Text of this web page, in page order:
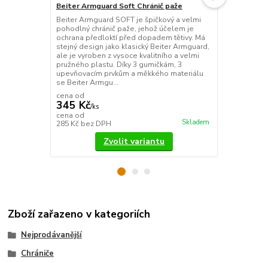
Beiter Armguard Soft Chránič paže
Beiter Armguard SOFT je špičkový a velmi
pohodlný chránič paže, jehož účelem je
ochrana předloktí před dopadem tětivy. Má
stejný design jako klasický Beiter Armguard,
ale je vyroben z vysoce kvalitního a velmi
pružného plastu. Díky 3 gumičkám, 3
upevňovacím prvkům a měkkého materiálu
se Beiter Armgu...
cena od
345 Kč/ks
cena od
285 Kč bez DPH Skladem
Zvolit variantu
Fivics
Zboží zařazeno v kategoriích
Nejprodávanější
Chrániče